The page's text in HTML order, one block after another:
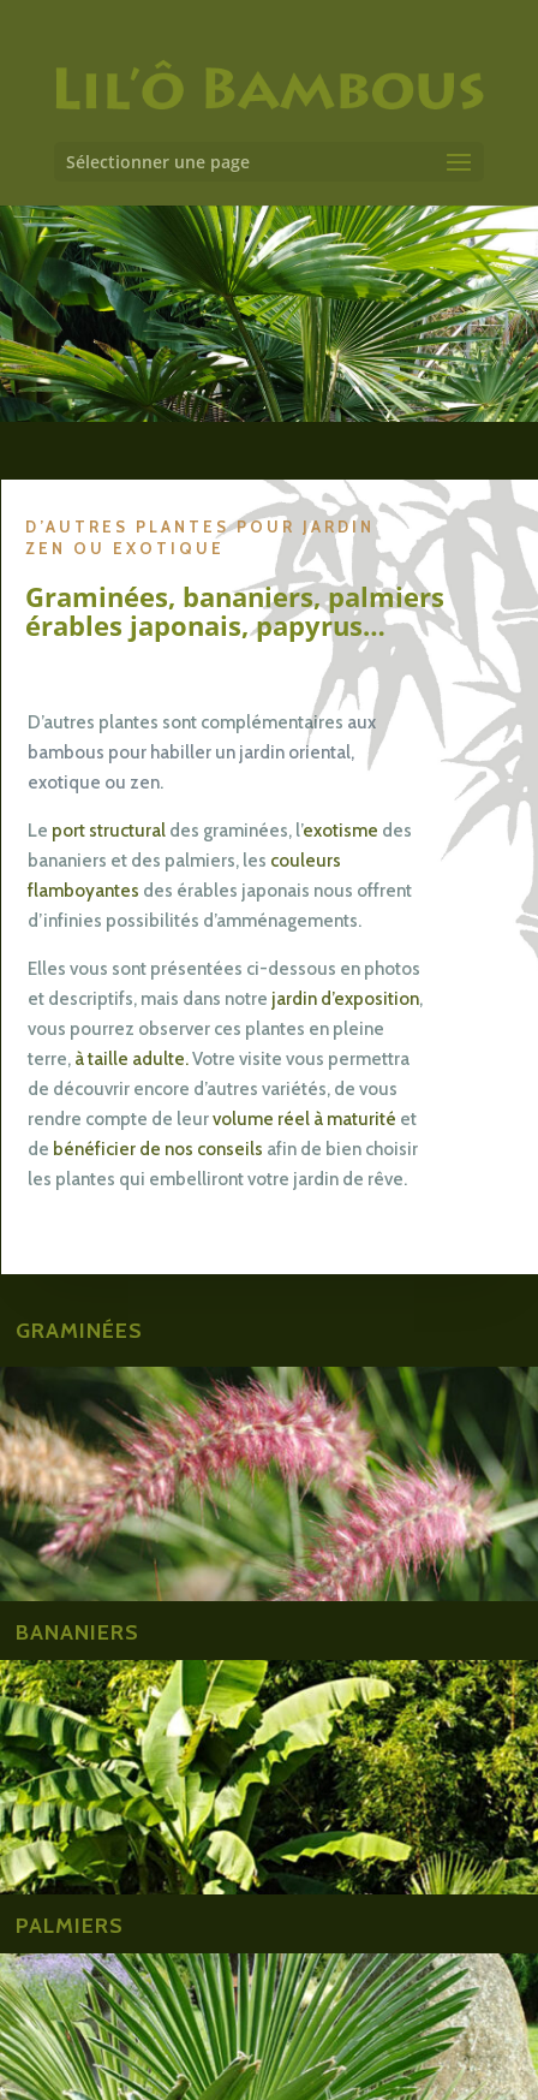
Sélectionner une page
D’AUTRES PLANTES POUR JARDIN
ZEN OU EXOTIQUE
Graminées, bananiers, palmiers
érables japonais, papyrus…
D’autres plantes sont complémentaires aux
bambous pour habiller un jardin oriental,
exotique ou zen.
Le port structural des graminées, l’exotisme des
bananiers et des palmiers, les couleurs
flamboyantes des érables japonais nous offrent
d’infinies possibilités d’amménagements.
Elles vous sont présentées ci-dessous en photos
et descriptifs, mais dans notre jardin d’exposition,
vous pourrez observer ces plantes en pleine
terre, à taille adulte.Votre visite vous permettra
de découvrir encore d’autres variétés, de vous
rendre compte de leurvolume réel à maturité et
de bénéficier de nos conseils afin de bien choisir
les plantes qui embelliront votre jardin de rêve.
GRAMINÉES
BANANIERS
PALMIERS